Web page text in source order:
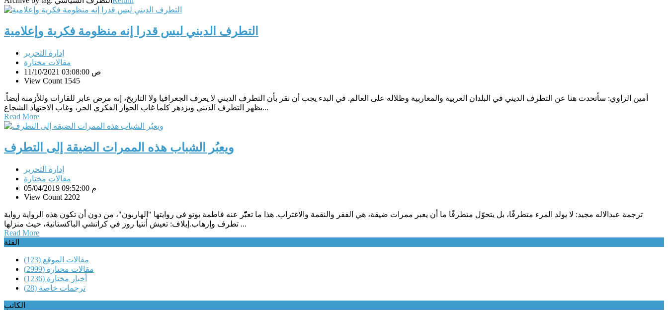
التطرف الديني ليس قدرا إنه منظومة فكرية وإعلامية
إدارة التحرير
مقالات مختارة
11/10/2021 03:08:00 ص
View Count 1545
أمين الزاوي: سأتحدث هنا عن التطرف الديني في البلدان العربية والمغاربية وظلاله على العالم. في البدء يجب أن نقر بأن التطرف الديني لا يعرف الجغرافيا ولا التاريخ، إنه مرض عابر للقارات وللأزمنة أيضاً.
يظهر التطرف الديني ويزدهر كلما غاب الحوار الفكري الحر، وغاب الاجتهاد الشجاع...
Read More
ويعبُر الشباب هذه الممرات الضيقة إلى التطرف
إدارة التحرير
مقالات مختارة
05/04/2019 09:52:00 م
View Count 2202
ترجمة عبدالاله مجيد: لا يولد المرء متطرفًا، بل يتحوّل متطرفًا ما أن يعبر ممرات ضيقة، هي الفقر والنقمة والاغتراب. هذا ما تعبّّّّر عنه فاطمة بوتو في روايتها "الهاربون"، من دون أن تكون هذه الرواية رواية
تطرف وإرهاب.إيلاف: تعيش أنتيا روز في كراتشي الباكستانية، حيث منزلها ...
Read More
الفئة
مقالات الموقع (123)
مقالات مختارة (2999)
أخبار مختارة (1236)
ترجمات خاصة (28)
الكاتب